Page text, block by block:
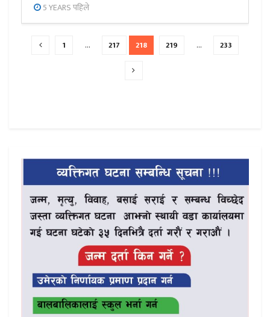
5 YEARS पहिले
1 … 217 218 219 … 233